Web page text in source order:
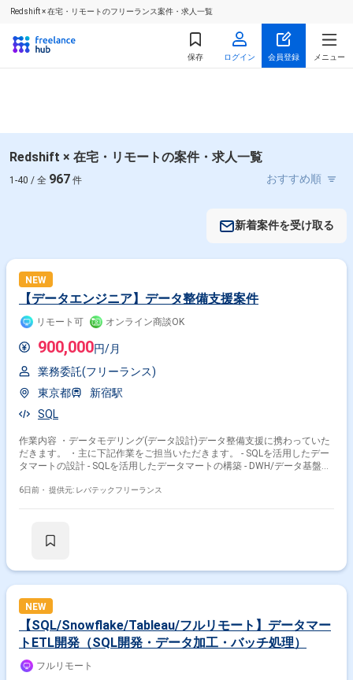
Redshift × 在宅・リモートのフリーランス案件・求人一覧
保存 ログイン 会員登録 メニュー
Redshift × 在宅・リモートの案件・求人一覧
1-40 / 全 967 件
新着案件を受け取る
NEW
【データエンジニア】データ整備支援案件
リモート可 オンライン商談OK
900,000円/月
業務委託(フリーランス)
東京都
新宿駅
SQL
作業内容 ・データモデリング(データ設計)データ整備支援に携わっていた
だきます。 ・主に下記作業をご担当いただきます。 - SQLを活用したデー
タマートの設計 - SQLを活用したデータマートの構築 - DWH/データ基盤の
タ定義 - ダッシュボードの要件から逆算して、データマート設計 - 分析の
ントとコミュニケーションを取り、期待値調整(期間) - 資料作成 - プロジェ
6日前・ 提供元: レバテックフリーランス
NEW
【SQL/Snowflake/Tableau/フルリモート】データマー
トETL開発（SQL開発・データ加工・バッチ処理）
フルリモート